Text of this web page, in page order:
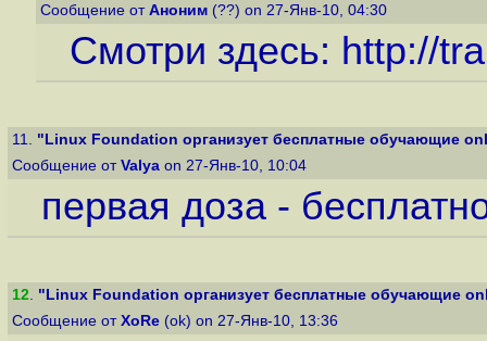
Сообщение от Аноним (??) on 27-Янв-10, 04:30
Смотри здесь: http://
11. "Linux Foundation организует бесплатные обучающие
Сообщение от Valya on 27-Янв-10, 10:04
первая доза -
12. "Linux Foundation организует бесплатные обучающие
Сообщение от XoRe (ok) on 27-Янв-10, 13:36